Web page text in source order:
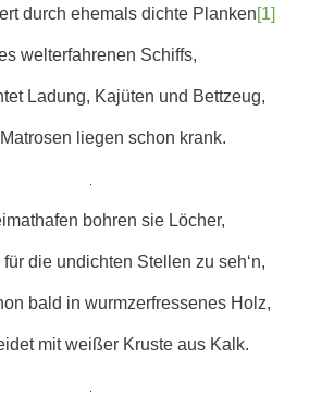
durch ehemals dichte Planken[1]
welterfahrenen Schiffs,
Ladung, Kajüten und Bettzeug,
liegen schon krank.
bohren sie Löcher,
die undichten Stellen zu seh‘n,
bald in wurmzerfressenes Holz,
mit weißer Kruste aus Kalk.